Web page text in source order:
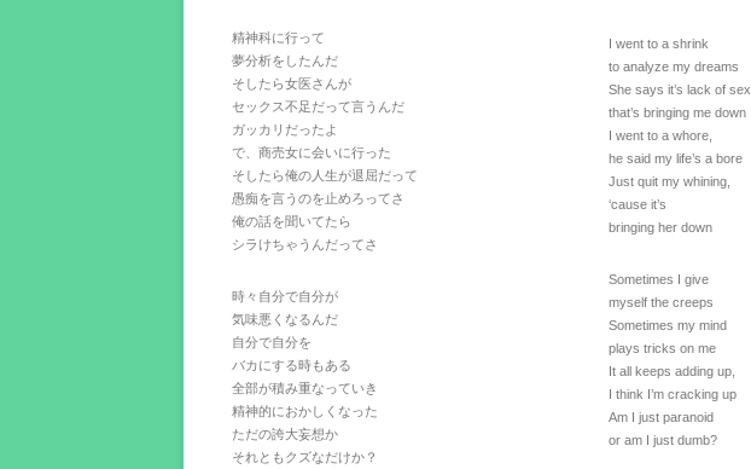
精神科に行って
夢分析をしたんだ
そしたら女医さんが
セックス不足だって言うんだ
ガッカリだったよ
で、商売女に会いに行った
そしたら俺の人生が退屈だって
愚痴を言うのを止めろってさ
俺の話を聞いてたら
シラけちゃうんだってさ
時々自分で自分が
気味悪くなるんだ
自分で自分を
バカにする時もある
全部が積み重なっていき
精神的におかしくなった
ただの誇大妄想か
それともクズなだけか？
I went to a shrink
to analyze my dreams
She says it’s lack of sex
that’s bringing me down
I went to a whore,
he said my life’s a bore
Just quit my whining,
‘cause it’s
bringing her down
Sometimes I give
myself the creeps
Sometimes my mind
plays tricks on me
It all keeps adding up,
I think I’m cracking up
Am I just paranoid
or am I just dumb?